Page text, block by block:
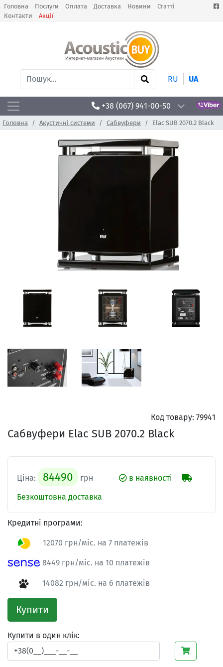
Головна Послуги Оплата Доставка Новини
Статті
Контакти
Акції
RU UA
+38 (067) 941-00-50
Головна Акустичні системи Сабвуфери Elac SUB 2070.2 Black
Код товару: 79941
Сабвуфери Elac SUB 2070.2 Black
Ціна: 84490 грн
в наявності
Безкоштовна доставка
Кредитні програми:
12070 грн/міс. на 7 платежів
8449 грн/міс. на 10 платежів
14082 грн/міс. на 6 платежів
Купити
Купити в один клік: